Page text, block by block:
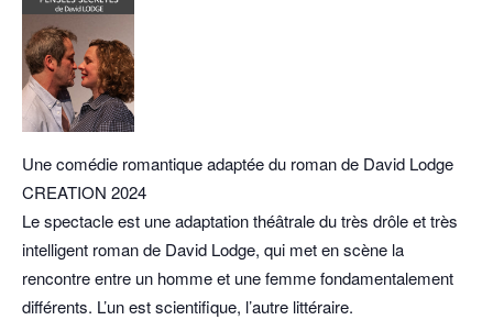
Une comédie romantique adaptée du roman de David Lodge
CREATION 2024
Le spectacle est une adaptation théâtrale du très drôle et très
intelligent roman de David Lodge, qui met en scène la
rencontre entre un homme et une femme fondamentalement
différents. L’un est scientifique, l’autre littéraire.